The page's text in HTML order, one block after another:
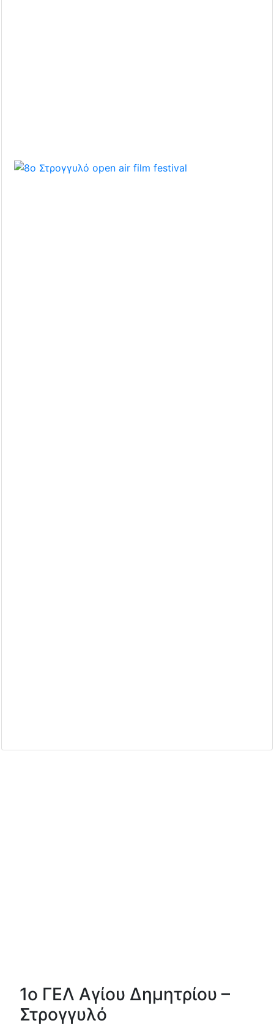
1ο ΓΕΛ Αγίου Δημητρίου –
Στρογγυλό